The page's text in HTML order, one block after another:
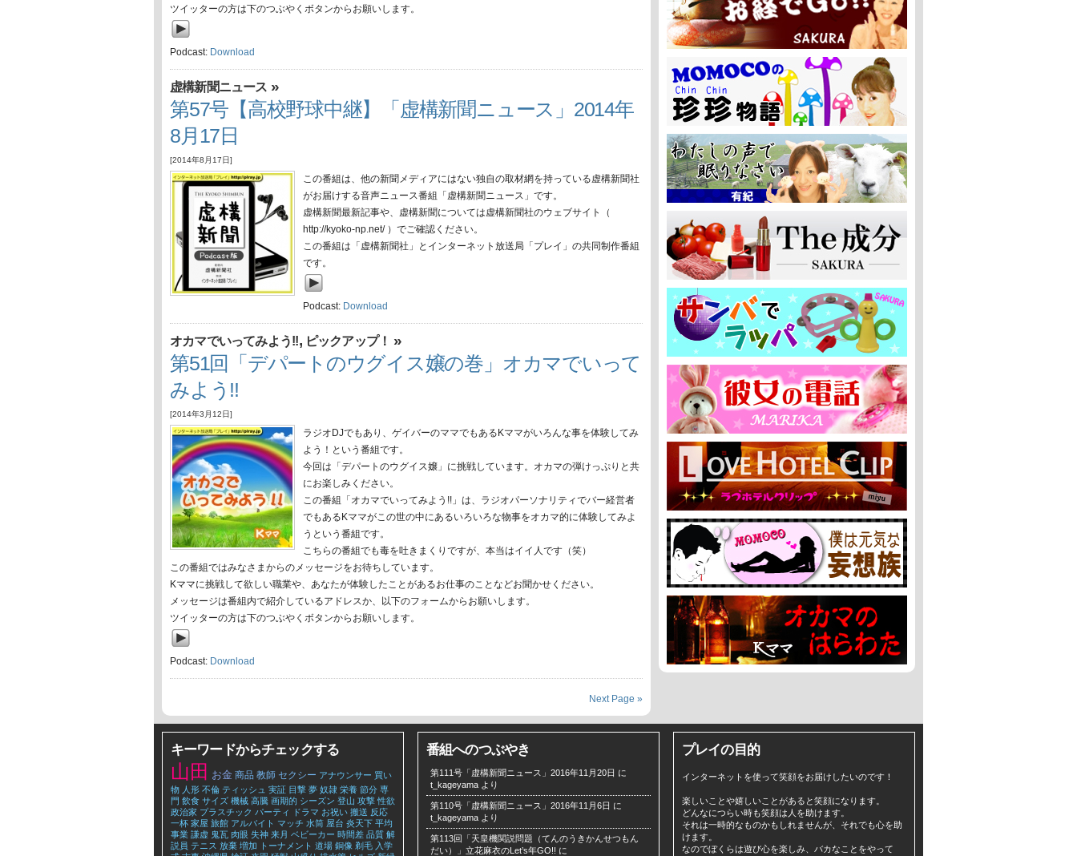
ツイッターの方は下のつぶやくボタンからお願いします。
Podcast: Download
虚構新聞ニュース »
第57号【高校野球中継】「虚構新聞ニュース」2014年
8月17日
[2014年8月17日]
この番組は、他の新聞メディアにはない独自の取材網を持っている虚構新聞社
がお届けする音声ニュース番組「虚構新聞ニュース」です。
虚構新聞最新記事や、虚構新聞については虚構新聞社のウェブサイト（
http://kyoko-np.net/ ）でご確認ください。
この番組は「虚構新聞社」とインターネット放送局「プレイ」の共同制作番組
です。
Podcast: Download
オカマでいってみよう!!, ピックアップ！ »
第51回「デパートのウグイス嬢の巻」オカマでいって
みよう!!
[2014年3月12日]
ラジオDJでもあり、ゲイバーのママでもあるKママがいろんな事を体験してみ
よう！という番組です。
今回は「デパートのウグイス嬢」に挑戦しています。オカマの弾けっぷりと共
にお楽しみください。
この番組「オカマでいってみよう!!」は、ラジオパーソナリティでバー経営者
でもあるKママがこの世の中にあるいろいろな物事をオカマ的に体験してみよ
うという番組です。
こちらの番組でも毒を吐きまくりですが、本当はイイ人です（笑）
この番組ではみなさまからのメッセージをお待ちしています。
Kママに挑戦して欲しい職業や、あなたが体験したことがあるお仕事のことなどお聞かせください。
メッセージは番組内で紹介しているアドレスか、以下のフォームからお願いします。
ツイッターの方は下のつぶやくボタンからお願いします。
Podcast: Download
Next Page »
キーワードからチェックする
山田 お金 商品 教師 セクシー アナウンサー 買い
物 人形 不倫 ティッシュ 実証 目撃 夢 奴隷 栄養 節分 専
門 飲食 サイズ 機械 高騰 画期的 シーズン 登山 攻撃 性欲
政治家 プラスチック パーティ ドラマ お祝い 搬送 反応
一杯 家屋 旅館 アルバイト マッチ 水筒 屋台 炎天下 平均
事業 謙虚 鬼瓦 肉眼 失神 来月 ベビーカー 時間差 品質 解
説員 テニス 放棄 増加 トーナメント 道場 銅像 剃毛 入学
番組へのつぶやき
第111号「虚構新聞ニュース」2016年11月20日 に
t_kageyama より
第110号「虚構新聞ニュース」2016年11月6日 に
t_kageyama より
第113回「天皇機関説問題（てんのうきかんせつもん
だい）」立花麻衣のLet’s年GO!! に
プレイの目的
インターネットを使って笑顔をお届けしたいのです！
楽しいことや嬉しいことがあると笑顔になります。
どんなにつらい時も笑顔は人を助けます。
それは一時的なものかもしれませんが、それでも心を助
けます。
なのでぼくらは遊び心を楽しみ、バカなことをやって